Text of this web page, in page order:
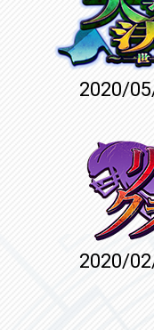
2020/
2020/